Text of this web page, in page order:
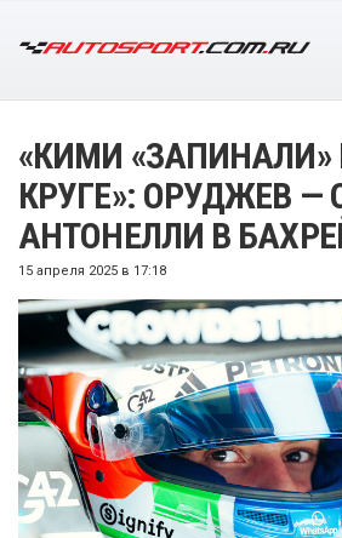
«КИМИ
КРУГЕ»: ОРУДЖЕВ —
АНТОНЕЛЛИ В
15 апреля 2025 в 17:18